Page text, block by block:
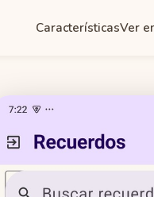
CaracterísticasVer